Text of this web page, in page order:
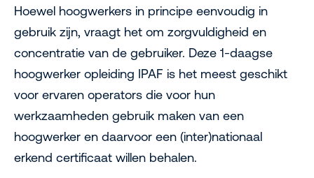
Hoewel hoogwerkers in principe eenvoudig in
gebruik zijn, vraagt het om zorgvuldigheid en
concentratie van de gebruiker. Deze 1-daagse
hoogwerker opleiding IPAF is het meest geschikt
voor ervaren operators die voor hun
werkzaamheden gebruik maken van een
hoogwerker en daarvoor een (inter)nationaal
erkend certificaat willen behalen.